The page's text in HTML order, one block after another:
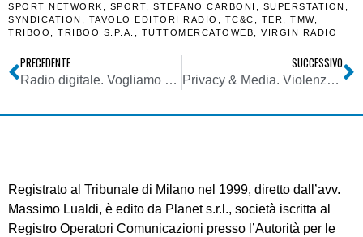
SPORT NETWORK
SPORT STEFANO CARBONI SUPERSTATION
SYNDICATION
TAVOLO EDITORI RADIO TC&C TER TMW,
TRIBOO
TRIBOO S.P.A. TUTTOMERCATOWEB VIRGIN RADIO
PRECEDENTE
Radio digitale. Vogliamo girare con un camion nel cortile?
SUCCESSIVO
Privacy & Media. Violenza sessuale, Garante stop alla diffusione di troppi dettagli . Vietata la pubblicazione di informazioni che, anche indirettamente, rendono identificabile la vittima
Registrato al Tribunale di Milano nel 1999, diretto dall’avv.
Massimo Lualdi, è edito da Planet s.r.l., società iscritta al
Registro Operatori Comunicazioni presso l’Autorità per le